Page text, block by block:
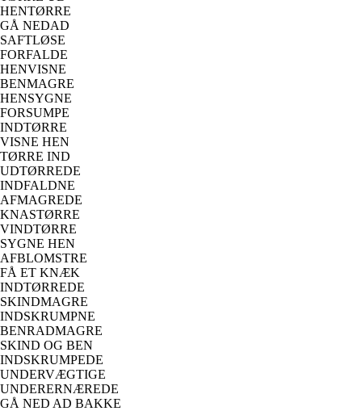
HENTØRRE
GÅ NEDAD
SAFTLØSE
FORFALDE
HENVISNE
BENMAGRE
HENSYGNE
FORSUMPE
INDTØRRE
VISNE HEN
TØRRE IND
UDTØRREDE
INDFALDNE
AFMAGREDE
KNASTØRRE
VINDTØRRE
SYGNE HEN
AFBLOMSTRE
FÅ ET KNÆK
INDTØRREDE
SKINDMAGRE
INDSKRUMPNE
BENRADMAGRE
SKIND OG BEN
INDSKRUMPEDE
UNDERVÆGTIGE
UNDERERNÆREDE
GÅ NED AD BAKKE